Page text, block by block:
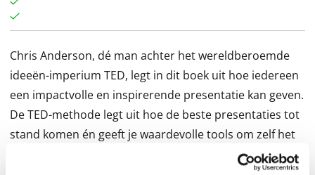
Chris Anderson, dé man achter het wereldberoemde
ideeën-imperium TED, legt in dit boek uit hoe iedereen
een impactvolle en inspirerende presentatie kan geven.
De TED-methode legt uit hoe de beste presentaties tot
stand komen én geeft je waardevolle tools om zelf het
meeste uit je presentaties te halen. Maar let op: er is